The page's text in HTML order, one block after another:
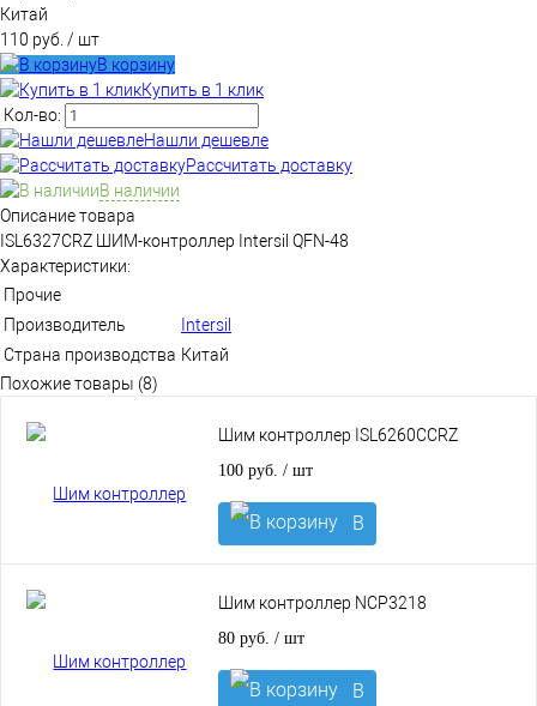
Китай
110 руб. / шт
В корзину
Купить в 1 клик
Кол-во:
Нашли дешевле
Рассчитать доставку
В наличии
Описание товара
ISL6327CRZ ШИМ-контроллер Intersil QFN-48
Характеристики:
Прочие
Производитель
Intersil
Страна производства Китай
Похожие товары (8)
Шим контроллер ISL6260CCRZ
100 руб. / шт
В
корзину
Шим контроллер NCP3218
80 руб. / шт
В